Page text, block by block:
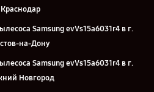
Краснодар
Samsung evVs15a6031r4 в г.
на-Дону
Samsung evVs15a6031r4 в г.
Новгород